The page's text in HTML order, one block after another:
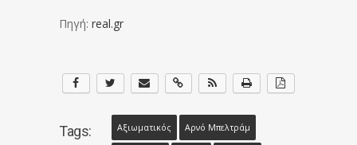
Πηγή: real.gr
Tags: Αξιωματικός Αρνό Μπελτράμ